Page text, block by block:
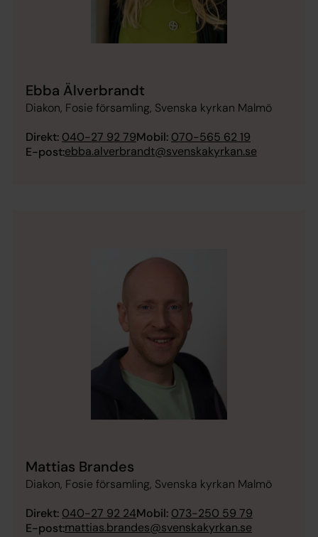
Ebba Älverbrandt
Diakon, Fosie församling, Svenska kyrkan Malmö
Direkt: 040-27 92 79Mobil: 070-565 62 19
E-post:ebba.alverbrandt@svenskakyrkan.se
Mattias Brandes
Diakon, Fosie församling, Svenska kyrkan Malmö
Direkt: 040-27 92 24Mobil: 073-250 59 79
E-post:mattias.brandes@svenskakyrkan.se